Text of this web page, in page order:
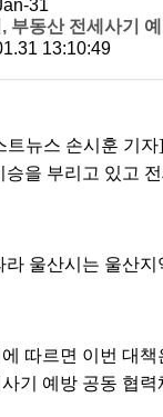
31
부동산 전세사기
13:10:49
트뉴스 손시훈 기
승을 부리고 있고
라 울산시는 울산
에 따르면 이번 대
기 예방 공동 협력